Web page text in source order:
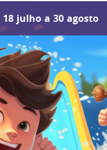
18 julho a 30 agosto